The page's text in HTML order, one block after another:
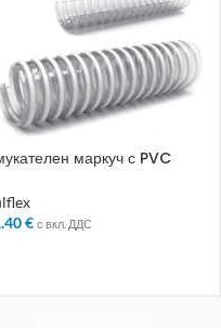
маркуч с PVC
€ с вкл. ДДС